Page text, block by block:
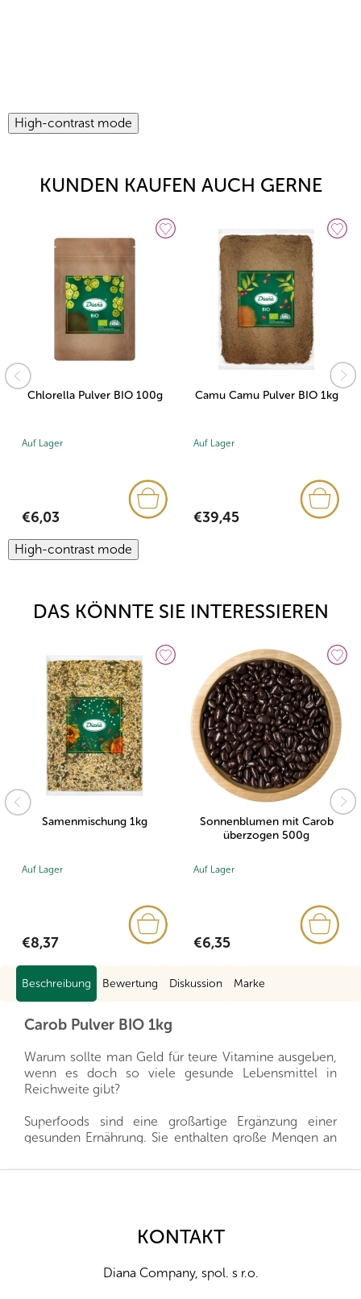
High-contrast mode
KUNDEN KAUFEN AUCH GERNE
Chlorella Pulver BIO 100g
Auf Lager
€6,03
Camu Camu Pulver BIO 1kg
Auf Lager
€39,45
High-contrast mode
DAS KÖNNTE SIE INTERESSIEREN
Samenmischung 1kg
Auf Lager
€8,37
Sonnenblumen mit Carob
überzogen 500g
Auf Lager
€6,35
Beschreibung Bewertung Diskussion Marke
Carob Pulver BIO 1kg
Warum sollte man Geld für teure Vitamine ausgeben,
wenn es doch so viele gesunde Lebensmittel in
Reichweite gibt?
Superfoods sind eine großartige Ergänzung einer
gesunden Ernährung. Sie enthalten große Mengen an
Spurenelementen und sind ebenfalls eine reichhaltige
Herkunftsländern, und dank der guten Beziehungen
und des fairen Umgangs mit unseren Lieferanten sind
KONTAKT
Diana Company, spol. s r.o.